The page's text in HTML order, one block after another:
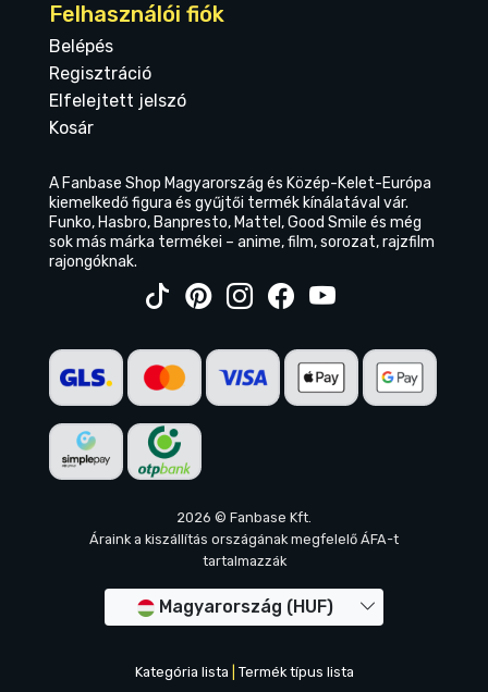
Felhasználói fiók
Belépés
Regisztráció
Elfelejtett jelszó
Kosár
A Fanbase Shop Magyarország és Közép-Kelet-Európa
kiemelkedő figura és gyűjtői termék kínálatával vár.
Funko, Hasbro, Banpresto, Mattel, Good Smile és még
sok más márka termékei – anime, film, sorozat, rajzfilm
rajongóknak.
2026 © Fanbase Kft.
Áraink a kiszállítás országának megfelelő ÁFA-t
tartalmazzák
Magyarország (HUF)
Kategória lista Termék típus lista